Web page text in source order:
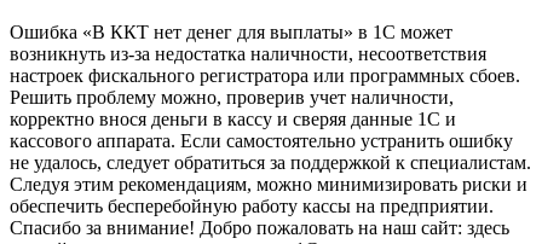
Ошибка «В ККТ нет денег для выплаты» в 1С может
возникнуть из-за недостатка наличности, несоответствия
настроек фискального регистратора или программных сбоев.
Решить проблему можно, проверив учет наличности,
корректно внося деньги в кассу и сверяя данные 1С и
кассового аппарата. Если самостоятельно устранить ошибку
не удалось, следует обратиться за поддержкой к специалистам.
Следуя этим рекомендациям, можно минимизировать риски и
обеспечить бесперебойную работу кассы на предприятии.
Спасибо за внимание! Добро пожаловать на наш сайт: здесь